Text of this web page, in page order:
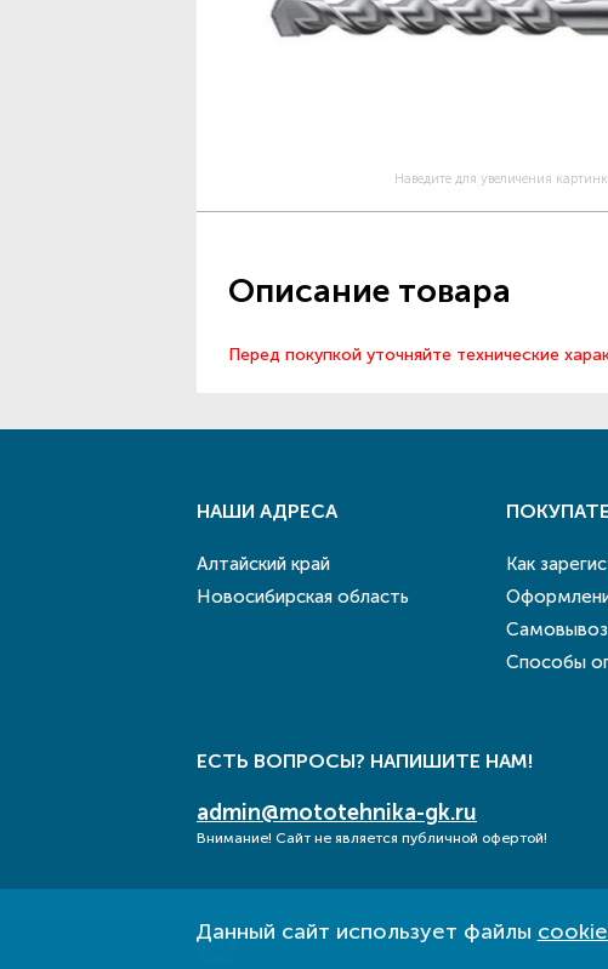
Наведите для увеличения
Описание товара
Перед покупкой уточняйте технические
Данный сайт использует файлы
НАШИ АДРЕСА
Алтайский край
Новосибирская область
Как
Самовывоз
Способы
ЕСТЬ ВОПРОСЫ? НАПИШИТЕ НАМ!
admin@mototehnika-gk.ru
Внимание! Сайт не является публичной офертой!